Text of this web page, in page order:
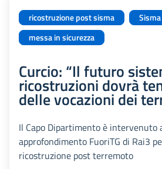
ricostruzione post sisma
Sisma
messa in sicurezza
Curcio: “Il futuro
ricostruzioni dovrà
delle vocazioni dei
Il Capo Dipartimento è intervenuto
approfondimento FuoriTG di Rai3
ricostruzione post terremoto